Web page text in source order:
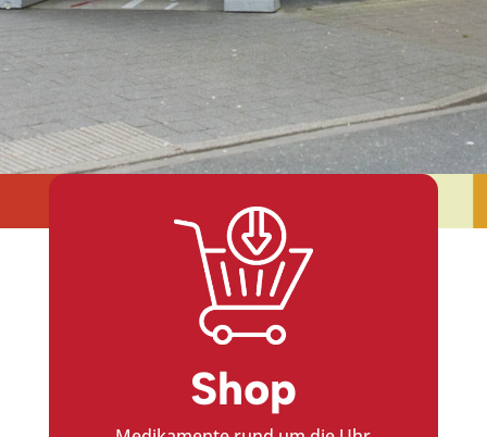
Shop